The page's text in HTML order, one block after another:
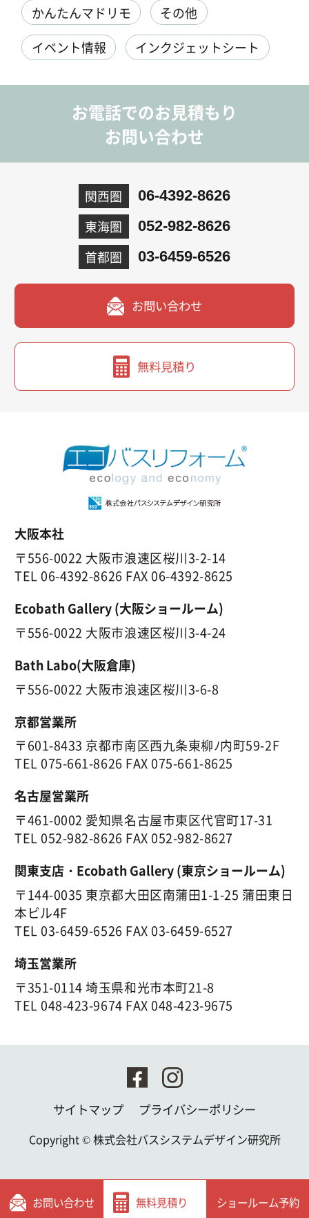
かんたんマドリモ
その他
イベント情報
インクジェットシート
お電話でのお見積もり
お問い合わせ
関西圏 06-4392-8626
東海圏 052-982-8626
首都圏 03-6459-6526
お問い合わせ
無料見積り
お問い合わせ 無料見積り ショールーム予約
大阪本社
〒556-0022 大阪市浪速区桜川3-2-14
TEL 06-4392-8626 FAX 06-4392-8625
Ecobath Gallery (大阪ショールーム)
〒556-0022 大阪市浪速区桜川3-4-24
Bath Labo(大阪倉庫)
〒556-0022 大阪市浪速区桜川3-6-8
京都営業所
〒601-8433 京都市南区西九条東柳ﾉ内町59-2F
TEL 075-661-8626 FAX 075-661-8625
名古屋営業所
〒461-0002 愛知県名古屋市東区代官町17-31
TEL 052-982-8626 FAX 052-982-8627
関東支店・Ecobath Gallery (東京ショールーム)
〒144-0035 東京都大田区南蒲田1-1-25 蒲田東日
本ビル4F
TEL 03-6459-6526 FAX 03-6459-6527
埼玉営業所
〒351-0114 埼玉県和光市本町21-8
TEL 048-423-9674 FAX 048-423-9675
サイトマップ プライバシーポリシー
Copyright ©株式会社バスシステムデザイン研究所